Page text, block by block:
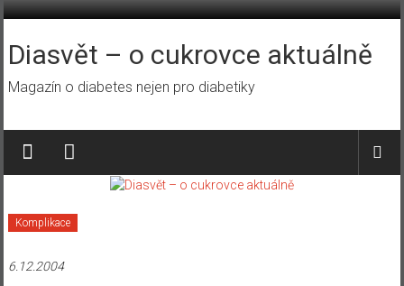
Přeskočit
obsah
Diasvět – o cukrovce aktuálně
Magazín o diabetes nejen pro diabetiky
Komplikace
6.12.2004